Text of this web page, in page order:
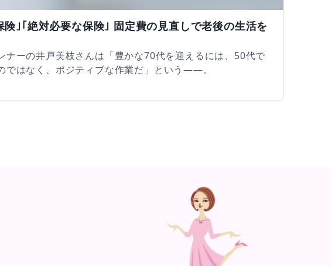
｣｢絶対必要な保険｣ 固定費の見直しで老後の生活を
ーの井戸美枝さんは「豊かな70代を迎えるには、50代で
ではなく、ポジティブな作業だ」という――。